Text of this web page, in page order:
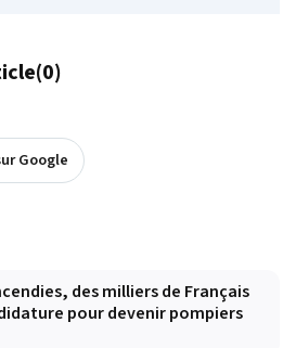
(0)
Google
des milliers de Français
pour devenir pompiers